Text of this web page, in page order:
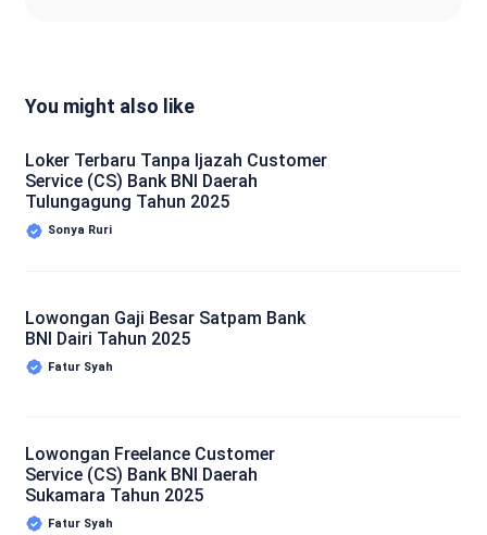
You might also like
Loker Terbaru Tanpa Ijazah Customer
Service (CS) Bank BNI Daerah
Tulungagung Tahun 2025
Sonya Ruri
Lowongan Gaji Besar Satpam Bank
BNI Dairi Tahun 2025
Fatur Syah
Lowongan Freelance Customer
Service (CS) Bank BNI Daerah
Sukamara Tahun 2025
Fatur Syah